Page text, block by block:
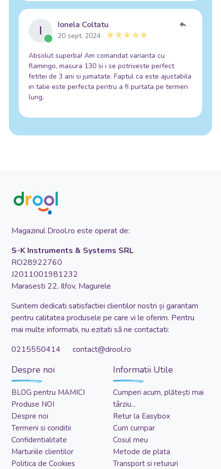
I Ionela Coltatu
20 sept. 2024
Absolut superba! Am comandat varianta cu
flamingo, masura 130 si i se potriveste perfect
fetitei de 3 ani si jumatate. Faptul ca este ajustabila
in talie este perfecta pentru a fi purtata pe termen
lung.
Magazinul Drool.ro este operat de:
S-K Instruments & Systems SRL
RO28922760
J2011001981232
Marasesti 22, Ilfov, Magurele
Suntem dedicati satisfactiei clientilor nostri și garantam
pentru calitatea produsele pe care vi le oferim. Pentru
mai multe informatii, nu ezitati să ne contactati:
0215550414 contact@drool.ro
Despre noi
BLOG pentru MAMICI
Produse NOI
Despre noi
Termeni si conditii
Confidentialitate
Marturiile clientilor
Politica de Cookies
Informatii Utile
Cumperi acum, plătești mai
târziu...
Retur la Easybox
Cum cumpar
Cosul meu
Metode de plata
Transport si retururi